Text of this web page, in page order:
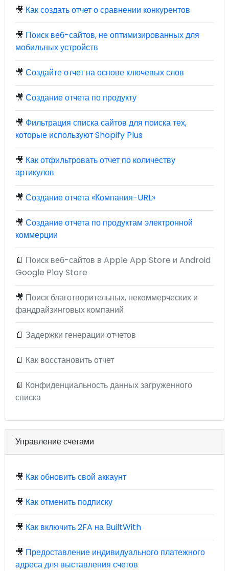
🎥 Как создать отчет о сравнении конкурентов
🎥 Поиск веб-сайтов, не оптимизированных для
мобильных устройств
🎥 Создайте отчет на основе ключевых слов
🎥 Создание отчета по продукту
🎥 Фильтрация списка сайтов для поиска тех,
которые используют Shopify Plus
🎥 Как отфильтровать отчет по количеству
артикулов
🎥 Создание отчета «Компания-URL»
🎥 Создание отчета по продуктам электронной
коммерции
📄 Поиск веб-сайтов в Apple App Store и Android
Google Play Store
🎥 Поиск благотворительных, некоммерческих и
фандрайзинговых компаний
📄 Задержки генерации отчетов
📄 Как восстановить отчет
📄 Конфиденциальность данных загруженного
списка
Управление счетами
🎥 Как обновить свой аккаунт
🎥 Как отменить подписку
🎥 Как включить 2FA на BuiltWith
🎥 Предоставление индивидуального платежного
адреса для выставления счетов